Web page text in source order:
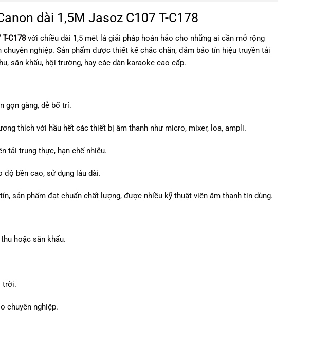
dài 1,5M Jasoz C107 T-C178
C178với chiều dài 1,5 mét là giải pháp hoàn hảo cho những ai cần mở rộng
nghiệp. Sản phẩm được thiết kế chắc chắn, đảm bảo tín hiệu truyền tải
sân khấu, hội trường, hay các dàn karaoke cao cấp.
gọn gàng, dễ bố trí.
thích với hầu hết các thiết bị âm thanh như micro, mixer, loa, ampli.
tải trung thực, hạn chế nhiễu.
độ bền cao, sử dụng lâu dài.
sản phẩm đạt chuẩn chất lượng, được nhiều kỹ thuật viên âm thanh tin dùng.
hoặc sân khấu.
trời.
chuyên nghiệp.